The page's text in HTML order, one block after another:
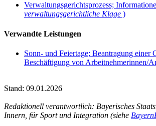
Verwaltungsgerichtsprozess;
verwaltungsgerichtliche Klage )
Verwandte Leistungen
Sonn- und Feiertage; Beantragung einer
Beschäftigung von Arbeitnehmerinnen/
Stand: 09.01.2026
Redaktionell verantwortlich: Bayerisches
Innern, für Sport und Integration (siehe